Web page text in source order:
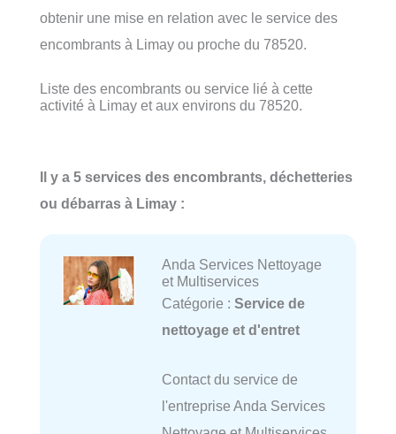
obtenir une mise en relation avec le service des
encombrants à Limay ou proche du 78520.
Liste des encombrants ou service lié à cette
activité à Limay et aux environs du 78520.
Il y a 5 services des encombrants, déchetteries
ou débarras à Limay :
Anda Services Nettoyage
et Multiservices
Catégorie : Service de
nettoyage et d'entret
Contact du service de
l'entreprise Anda Services